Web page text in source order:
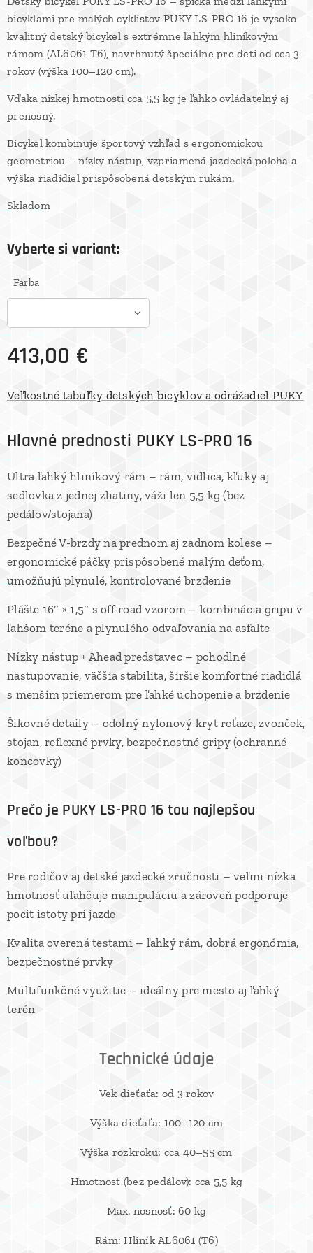
PUKY LS-PRO 16
bicyklami pre malých cyklistov PUKY LS-PRO 16 je vysoko
kvalitný detský bicykel s extrémne ľahkým hliníkovým
rámom (AL6061 T6), navrhnutý špeciálne pre deti od cca 3
rokov (výška 100–120 cm).
Vďaka nízkej hmotnosti cca 5,5 kg je ľahko ovládateľný aj
prenosný.
Bicykel kombinuje športový vzhľad s ergonomickou
geometriou – nízky nástup, vzpriamená jazdecká poloha a
výška riadidiel prispôsobená detským rukám.
Skladom
Vyberte si variant:
Farba
413,00 €
Veľkostné tabuľky detských bicyklov a odrážadiel PUKY
Hlavné prednosti PUKY LS-PRO 16
Ultra ľahký hliníkový rám – rám, vidlica, kľuky aj
sedlovka z jednej zliatiny, váži len 5,5 kg (bez
pedálov/stojana)
Bezpečné V-brzdy na prednom aj zadnom kolese –
ergonomické páčky prispôsobené malým deťom,
umožňujú plynulé, kontrolované brzdenie
Plášte 16″ × 1,5″ s off-road vzorom – kombinácia gripu v
ľahšom teréne a plynulého odvaľovania na asfalte
Nízky nástup + Ahead predstavec – pohodlné
nastupovanie, väčšia stabilita, širšie komfortné riadidlá
s menším priemerom pre ľahké uchopenie a brzdenie
Šikovné detaily – odolný nylonový kryt reťaze, zvonček,
stojan, reflexné prvky, bezpečnostné gripy (ochranné
koncovky)
Prečo je PUKY LS-PRO 16 tou najlepšou
voľbou?
Pre rodičov aj detské jazdecké zručnosti – veľmi nízka
hmotnosť uľahčuje manipuláciu a zároveň podporuje
pocit istoty pri jazde
Kvalita overená testami – ľahký rám, dobrá ergonómia,
bezpečnostné prvky
Multifunkčné využitie – ideálny pre mesto aj ľahký
terén
Technické údaje
Vek dieťaťa: od 3 rokov
Výška dieťaťa: 100–120 cm
Výška rozkroku: cca 40–55 cm
Hmotnosť (bez pedálov): cca 5,5 kg
Max. nosnosť: 60 kg
Rám: Hliník AL6061 (T6)